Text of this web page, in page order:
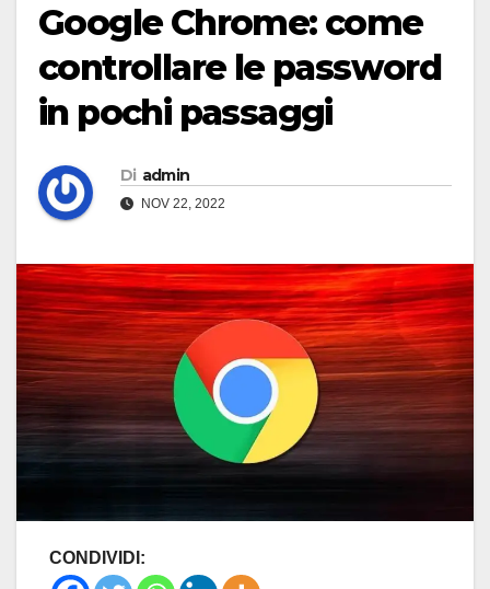
Google Chrome: come
controllare le password
in pochi passaggi
Di admin
NOV 22, 2022
CONDIVIDI: